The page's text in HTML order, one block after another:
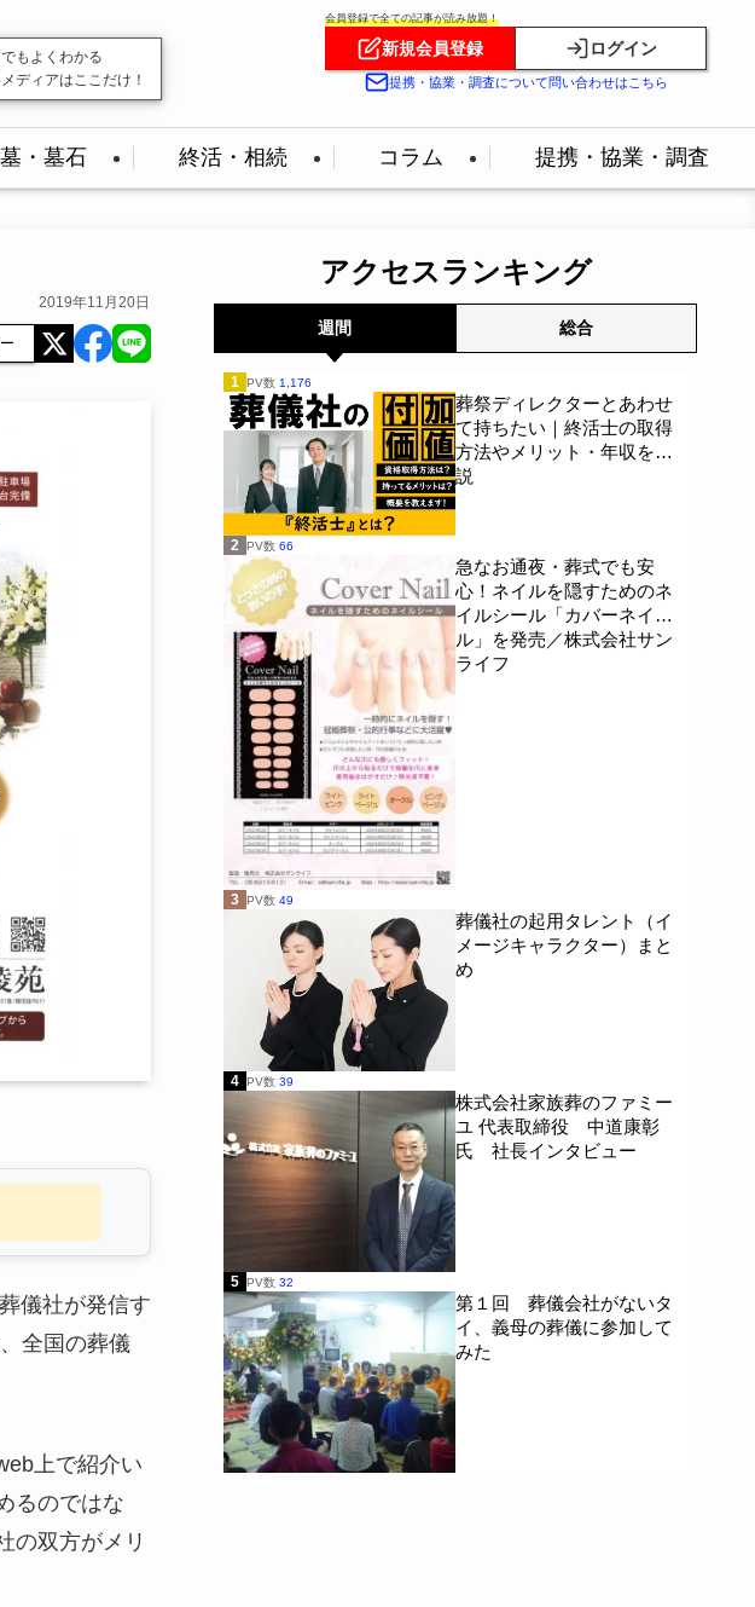
もよくわかる
ディアはここだけ！
る葬儀業界。
を毎日発信 続けています！
会員登録で全ての記事が読み放題！
新規会員登録 ログイン
提携・協業・調査について問い合わせはこちら
・墓石 終活・相続 コラム 提携・協業・調査
2019年11月20日
儀社が発信す
全国の葬儀
上で紹介い
るのではな
の双方がメリ
アクセスランキング
週間 総合
1 PV数 1,176
葬祭ディレクターとあわせ
て持ちたい｜終活士の取得
方法やメリット・年収を解
説
2 PV数 66
急なお通夜・葬式でも安
心！ネイルを隠すためのネ
イルシール「カバーネイ
ル」を発売／株式会社サン
ライフ
3 PV数 49
葬儀社の起用タレント（イ
メージキャラクター）まと
め
4 PV数 39
株式会社家族葬のファミー
ユ 代表取締役 中道康彰
氏 社長インタビュー
5 PV数 32
第１回 葬儀会社がないタ
イ、義母の葬儀に参加して
みた